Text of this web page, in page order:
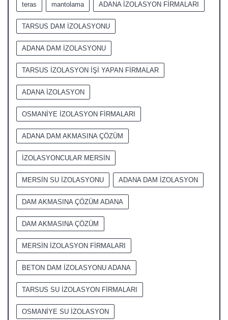
teras mantolama ADANA İZOLASYON FİRMALARI
TARSUS DAM İZOLASYONU
ADANA DAM İZOLASYONU
TARSUS İZOLASYON İŞİ YAPAN FİRMALAR
ADANA İZOLASYON
OSMANİYE İZOLASYON FİRMALARI
ADANA DAM AKMASINA ÇÖZÜM
İZOLASYONCULAR MERSİN
MERSİN SU İZOLASYONU ADANA DAM İZOLASYON
DAM AKMASINA ÇÖZÜM ADANA
DAM AKMASINA ÇÖZÜM
MERSİN İZOLASYON FİRMALARI
BETON DAM İZOLASYONU ADANA
TARSUS SU İZOLASYON FİRMALARI
OSMANİYE SU İZOLASYON